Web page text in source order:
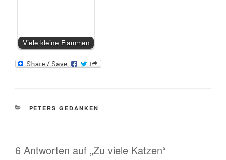
Viele kleine Flammen
KATEGORIEN
PETERS GEDANKEN
6 Antworten auf „Zu viele Katzen“